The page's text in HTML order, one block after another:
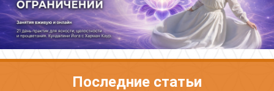
Последние статьи